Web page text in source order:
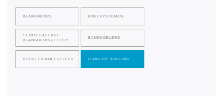
BLANCHEURS KOELSYSTEMEN
GEINTEGREERDE
BLANCHEUR/KOELER
BANDKOELERS
KOOK- EN KOELKETELS LIJMSTOF KOELING